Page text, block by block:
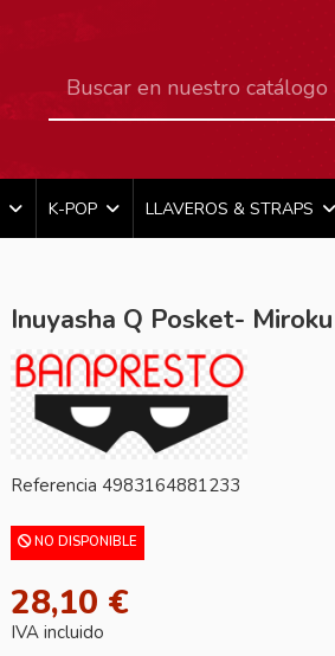
K-POP LLAVEROS & STRAPS
Inuyasha Q Posket- Miroku
Referencia 4983164881233
NO DISPONIBLE
28,10 €
IVA incluido